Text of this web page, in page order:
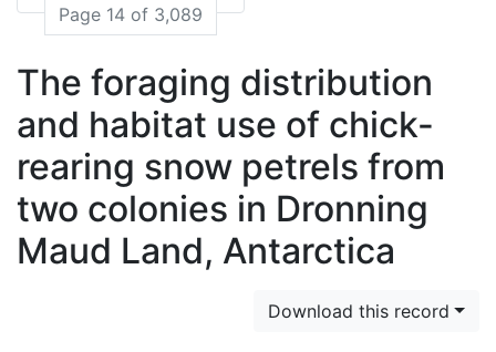
Page 14 of 3,089
The foraging distribution
and habitat use of chick-
rearing snow petrels from
two colonies in Dronning
Maud Land, Antarctica
Download this record